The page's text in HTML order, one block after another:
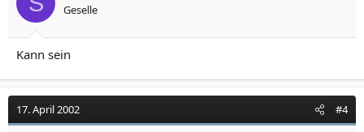
Geselle
Kann sein
17. April 2002 #4